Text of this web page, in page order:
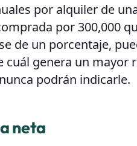
por alquiler de
por 300,000
de un porcentaje,
cuál genera un
podrán indicarle.
neta